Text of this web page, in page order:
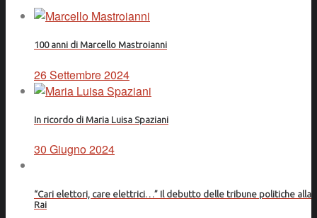
100 anni di Marcello Mastroianni
26 Settembre 2024
In ricordo di Maria Luisa Spaziani
30 Giugno 2024
“Cari elettori, care elettrici…” Il debutto delle tribune politiche alla
Rai